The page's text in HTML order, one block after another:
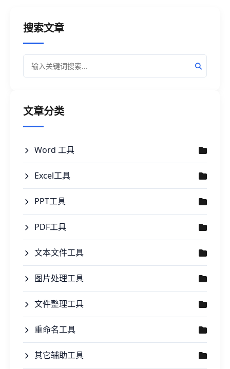
搜索文章
文章分类
Word 工具
Excel工具
PPT工具
PDF工具
文本文件工具
图片处理工具
文件整理工具
重命名工具
其它辅助工具